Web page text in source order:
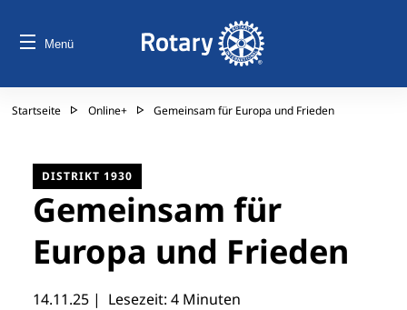
Menü
Startseite Online+ Gemeinsam für Europa und Frieden
DISTRIKT 1930
Gemeinsam für
Europa und Frieden
14.11.25 | Lesezeit: 4 Minuten